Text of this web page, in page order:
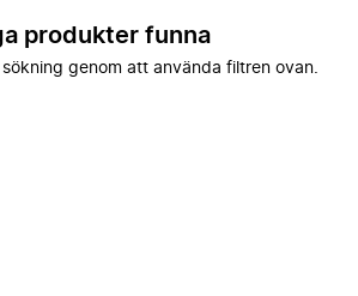
produkter funna
genom att använda filtren ovan.